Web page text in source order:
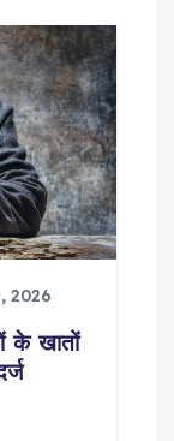
2026
के खातों